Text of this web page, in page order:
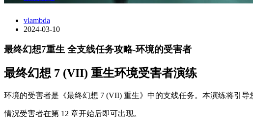
vlambda
2024-03-10
最终幻想7重生 全支线任务攻略-环境的受害者
最终幻想 7 (VII) 重生环境受害者演练
环境的受害者是《最终幻想 7 (VII) 重生》中的支线任务。 本演练将引导
情况受害者在第 12 章开始后即可出现。